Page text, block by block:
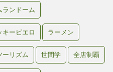
ランドーム
キーピエロ ラーメン
ーリズム 世間学 全店制覇